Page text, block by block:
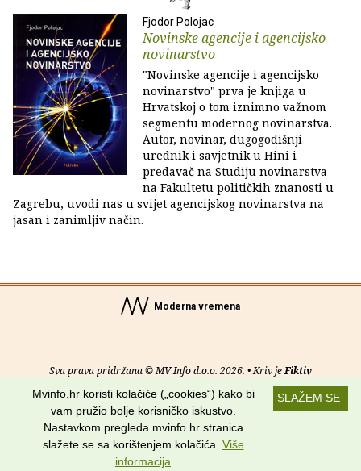
Fjodor Polojac
Novinske agencije i agencijsko
novinarstvo
"Novinske agencije i agencijsko
novinarstvo" prva je knjiga u
Hrvatskoj o tom iznimno važnom
segmentu modernog novinarstva.
Autor, novinar, dugogodišnji
urednik i savjetnik u Hini i
predavač na Studiju novinarstva
na Fakultetu političkih znanosti u
Zagrebu, uvodi nas u svijet agencijskog novinarstva na
jasan i zanimljiv način.
Moderna vremena
Sva prava pridržana © MV Info d.o.o. 2026. • Kriv jeFiktiv
Uvjeti korištenja RSS kanali
Potraži nas na:
SLAŽEM SE
Mvinfo.hr koristi kolačiće („cookies“) kako bi
vam pružio bolje korisničko iskustvo.
Nastavkom pregleda mvinfo.hr stranica
slažete se sa korištenjem kolačića. Više
informacija